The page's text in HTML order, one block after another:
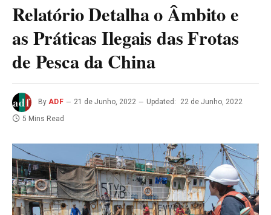
Relatório Detalha o Âmbito e
as Práticas Ilegais das Frotas
de Pesca da China
By ADF 21 de Junho, 2022 Updated:
22 de Junho, 2022
5 Mins Read